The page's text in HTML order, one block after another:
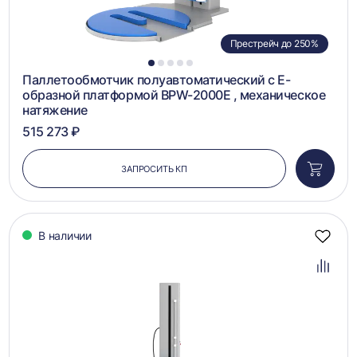
1 2 3 4 5
Престрейч до 250%
Паллетообмотчик полуавтоматический с Е-
образной платформой BPW-2000E , механическое
натяжение
515 273 ₽
ЗАПРОСИТЬ КП
в
В наличии